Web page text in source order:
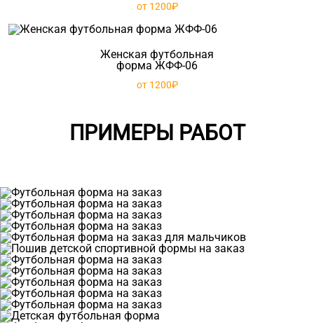
от 1200₽
Женская футбольная
форма ЖФФ-06
от 1200₽
ПРИМЕРЫ РАБОТ